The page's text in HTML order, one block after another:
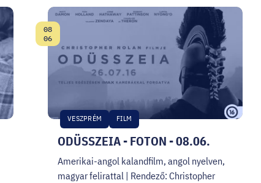
ODÜSSZEIA - FOTON - 08.06.
VESZPRÉM FILM
Date:
08
06
Amerikai-angol kalandfilm, angol nyelven,
magyar felirattal | Rendező: Christopher